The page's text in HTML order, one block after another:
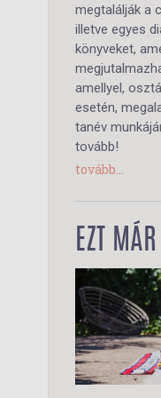
megtalálják a
illetve egyes
könyveket,
amellyel,
esetén,
tanév
tovább!
tovább...
EZT